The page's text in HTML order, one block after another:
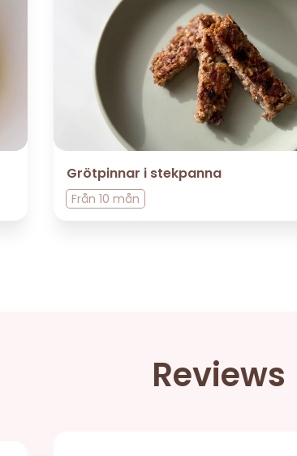
Grötpinnar i stekpanna
Från10 mån
Reviews